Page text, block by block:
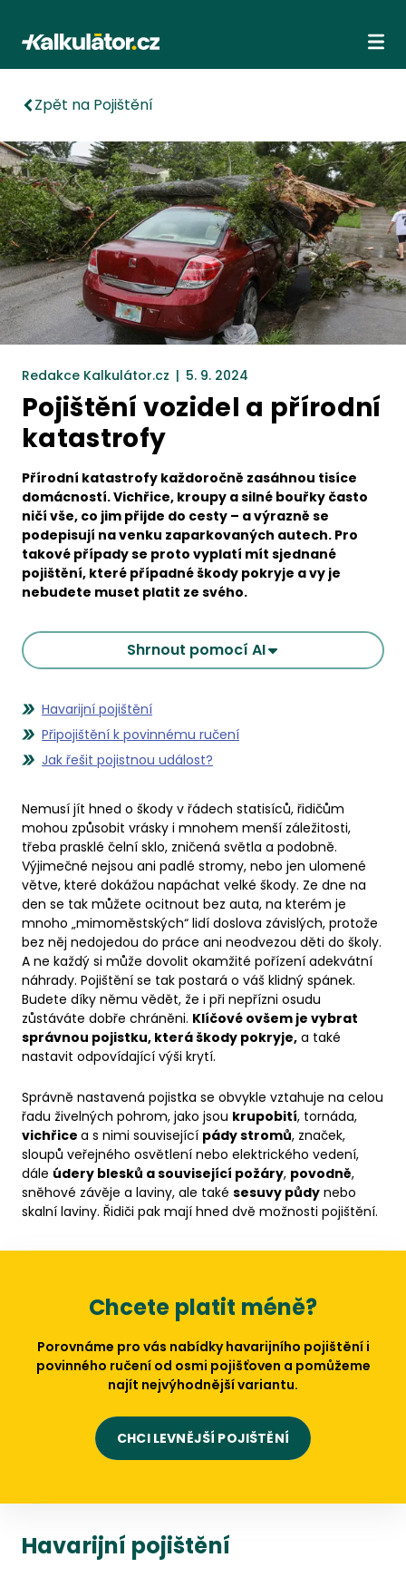
Kalkulátor.cz
Zpět na Pojištění
Redakce Kalkulátor.cz | 5. 9. 2024
Pojištění vozidel a přírodní
katastrofy
Přírodní katastrofy každoročně zasáhnou tisíce
domácností. Vichřice, kroupy a silné bouřky často
ničí vše, co jim přijde do cesty – a výrazně se
podepisují na venku zaparkovaných autech. Pro
takové případy se proto vyplatí mít sjednané
pojištění, které případné škody pokryje a vy je
nebudete muset platit ze svého.
Shrnout pomocí AI
Havarijní pojištění
Připojištění k povinnému ručení
Jak řešit pojistnou událost?
Nemusí jít hned o škody v řádech statisíců, řidičům
mohou způsobit vrásky i mnohem menší záležitosti,
třeba prasklé čelní sklo, zničená světla a podobně.
Výjimečné nejsou ani padlé stromy, nebo jen ulomené
větve, které dokážou napáchat velké škody. Ze dne na
den se tak můžete ocitnout bez auta, na kterém je
mnoho „mimoměstských“ lidí doslova závislých, protože
bez něj nedojedou do práce ani neodvezou děti do školy.
A ne každý si může dovolit okamžité pořízení adekvátní
náhrady. Pojištění se tak postará o váš klidný spánek.
Budete díky němu vědět, že i při nepřízni osudu
zůstáváte dobře chráněni. Klíčové ovšem je vybrat
správnou pojistku, která škody pokryje, a také
nastavit odpovídající výši krytí.
Správně nastavená pojistka se obvykle vztahuje na celou
řadu živelných pohrom, jako jsou krupobití, tornáda,
vichřice a s nimi související pády stromů, značek,
sloupů veřejného osvětlení nebo elektrického vedení,
dále údery blesků a související požáry, povodně,
sněhové závěje a laviny, ale také sesuvy půdy nebo
skalní laviny. Řidiči pak mají hned dvě možnosti pojištění.
Chcete platit méně?
Porovnáme pro vás nabídky havarijního pojištění i
povinného ručení od osmi pojišťoven a pomůžeme
najít nejvýhodnější variantu.
CHCI LEVNĚJŠÍ POJIŠTĚNÍ
Havarijní pojištění